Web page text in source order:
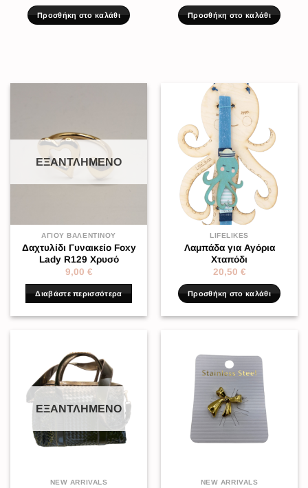
Προσθήκη στο καλάθι Προσθήκη στο καλάθι
ΕΞΑΝΤΛΗΜΈΝΟ
ΑΓΊΟΥ ΒΑΛΕΝΤΊΝΟΥ
Δαχτυλίδι Γυναικείο Foxy
Lady R129 Χρυσό
9,00 €
Διαβάστε περισσότερα
LIFELIKES
Λαμπάδα για Αγόρια
Χταπόδι
20,50 €
Προσθήκη στο καλάθι
ΕΞΑΝΤΛΗΜΈΝΟ
NEW ARRIVALS NEW ARRIVALS